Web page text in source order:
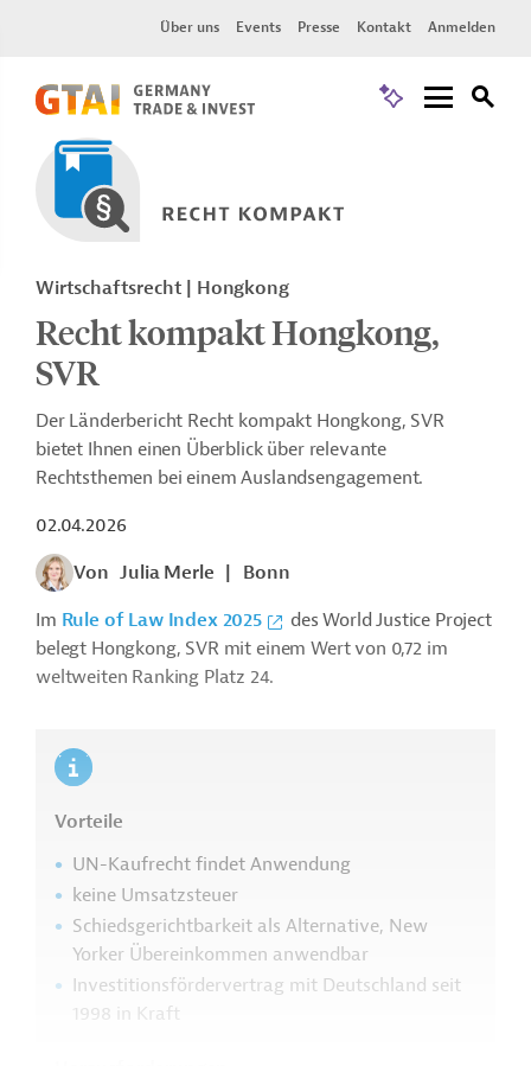
Über uns Events Presse Kontakt Anmelden
Wirtschaftsrecht | Hongkong
Recht kompakt Hongkong,
SVR
Der Länderbericht Recht kompakt Hongkong, SVR
bietet Ihnen einen Überblick über relevante
Rechtsthemen bei einem Auslandsengagement.
02.04.2026
Von Julia Merle
Bonn
Im Rule of Law Index 2025
des World Justice Project
belegt Hongkong, SVR mit einem Wert von 0,72 im
weltweiten Ranking Platz 24.
Vorteile
UN-Kaufrecht findet Anwendung
keine Umsatzsteuer
Schiedsgerichtbarkeit als Alternative, New
Yorker Übereinkommen anwendbar
Investitionsfördervertrag mit Deutschland seit
1998 in Kraft